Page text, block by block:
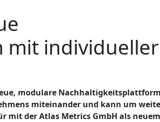
mit individueller
modulare
miteinander und kann um
mit der Atlas Metrics GmbH als neuem